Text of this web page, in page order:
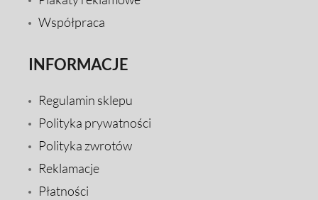
Współpraca
INFORMACJE
Regulamin sklepu
Polityka prywatności
Polityka zwrotów
Reklamacje
Płatności